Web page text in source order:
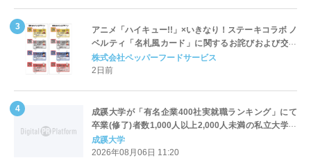
アニメ「ハイキュー!!」×いきなり！ステーキコラボ ノ
ベルティ「名札風カード」に関するお詫びおよび交換
対応についてのご案内
株式会社ペッパーフードサービス
2日前
成蹊大学が「有名企業400社実就職ランキング」にて
卒業(修了)者数1,000人以上2,000人未満の私立大学で
全国第1位を獲得！～実就職率は26.5%（前年比＋
4.3pt）に伸長、東京の私立大学でも10位にランクイン
成蹊大学
2026年08月06日 11:20